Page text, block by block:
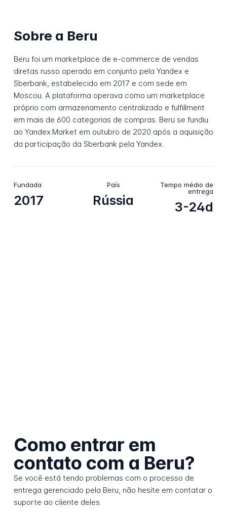
Sobre a Beru
Beru foi um marketplace de e-commerce de vendas
diretas russo operado em conjunto pela Yandex e
Sberbank, estabelecido em 2017 e com sede em
Moscou. A plataforma operava como um marketplace
próprio com armazenamento centralizado e fulfillment
em mais de 600 categorias de compras. Beru se fundiu
ao Yandex.Market em outubro de 2020 após a aquisição
da participação da Sberbank pela Yandex.
Fundada
2017
País
Rússia
Tempo médio de
entrega
3-24d
Como entrar em
contato com a Beru?
Se você está tendo problemas com o processo de
entrega gerenciado pela Beru, não hesite em contatar o
suporte ao cliente deles.